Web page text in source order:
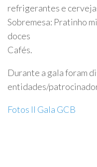
refrigerantes e
Sobremesa: Pratinho
doces
Cafés.
Durante a gala foram
entidades/
Fotos II Gala GCB